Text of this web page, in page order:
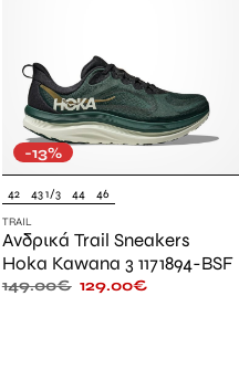
-13%
42 43 1/3 44 46
TRAIL
Ανδρικά Trail Sneakers
Hoka Kawana 3 1171894-BSF
149.00€ 129.00€